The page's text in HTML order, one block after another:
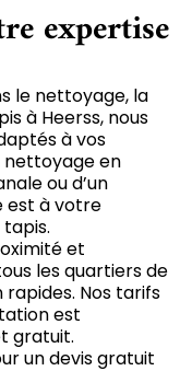
expertise
le nettoyage, la
à Heerss, nous
à vos
nettoyage en
ou d’un
est à votre
et
les quartiers de
rapides. Nos tarifs
est
gratuit.
un devis gratuit